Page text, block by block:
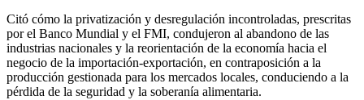
Citó cómo la privatización y desregulación incontroladas, prescritas
por el Banco Mundial y el FMI, condujeron al abandono de las
industrias nacionales y la reorientación de la economía hacia el
negocio de la importación-exportación, en contraposición a la
producción gestionada para los mercados locales, conduciendo a la
pérdida de la seguridad y la soberanía alimentaria.